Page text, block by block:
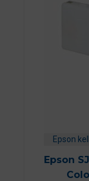
Epson
Epson